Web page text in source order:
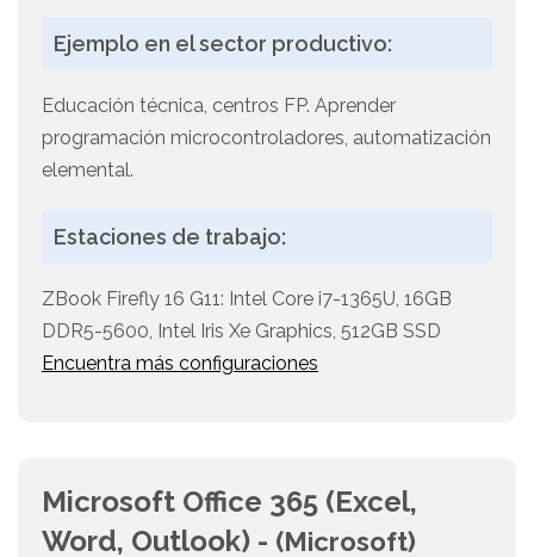
Ejemplo en el sector productivo:
Educación técnica, centros FP. Aprender
programación microcontroladores, automatización
elemental.
Estaciones de trabajo:
ZBook Firefly 16 G11: Intel Core i7-1365U, 16GB
DDR5-5600, Intel Iris Xe Graphics, 512GB SSD
Encuentra más configuraciones
Microsoft Office 365 (Excel,
Word, Outlook) - (Microsoft)